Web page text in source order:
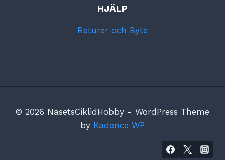
HJÄLP
Returer och Byte
© 2026 NäsetsCiklidHobby - WordPress Theme
by Kadence WP